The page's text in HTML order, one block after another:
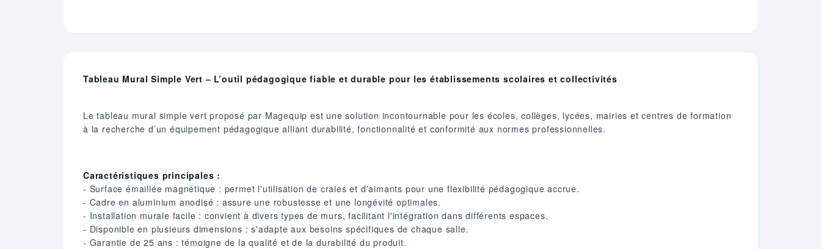
Tableau Mural Simple Vert – L’outil pédagogique fiable et durable pour les établissements scolaires et collectivités
Le tableau mural simple vert proposé par Magequip est une solution incontournable pour les écoles, collèges, lycées, mairies et centres de formation
à la recherche d’un équipement pédagogique alliant durabilité, fonctionnalité et conformité aux normes professionnelles.
Caractéristiques principales :
- Surface émaillée magnétique : permet l'utilisation de craies et d'aimants pour une flexibilité pédagogique accrue.
- Cadre en aluminium anodisé : assure une robustesse et une longévité optimales.
- Installation murale facile : convient à divers types de murs, facilitant l'intégration dans différents espaces.
- Disponible en plusieurs dimensions : s'adapte aux besoins spécifiques de chaque salle.
- Garantie de 25 ans : témoigne de la qualité et de la durabilité du produit.